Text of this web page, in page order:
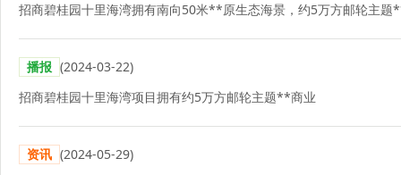
招商碧桂园十里海湾拥有南向50米**原生态海景，约5万方邮轮主题
播报 (2024-03-22)
招商碧桂园十里海湾项目拥有约5万方邮轮主题**商业
资讯 (2024-05-29)